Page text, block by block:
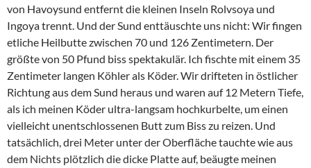
von Havoysund entfernt die kleinen Inseln Rolvsoya und
Ingoya trennt. Und der Sund enttäuschte uns nicht: Wir fingen
etliche Heilbutte zwischen 70 und 126 Zentimetern. Der
größte von 50 Pfund biss spektakulär. Ich fischte mit einem 35
Zentimeter langen Köhler als Köder. Wir drifteten in östlicher
Richtung aus dem Sund heraus und waren auf 12 Metern Tiefe,
als ich meinen Köder ultra-langsam hochkurbelte, um einen
vielleicht unentschlossenen Butt zum Biss zu reizen. Und
tatsächlich, drei Meter unter der Oberfläche tauchte wie aus
dem Nichts plötzlich die dicke Platte auf, beäugte meinen